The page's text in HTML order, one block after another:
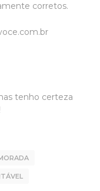
corretos.
tenho certeza